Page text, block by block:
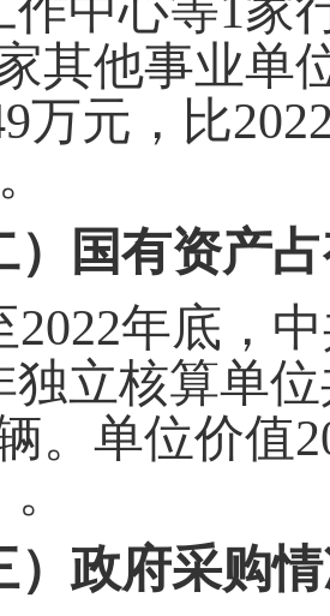
其他事业单
万元，比
。
）国有资产
2022年底，
独立核算单
。单位价值
）政府采购